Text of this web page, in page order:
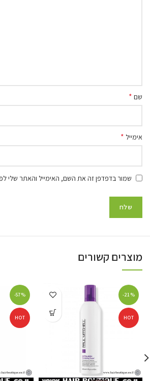
שם *
אימייל *
שמור בדפדפן זה את השם, האימייל והאתר שלי
מוצרים קשורים
-21%
HOT
-57%
HOT